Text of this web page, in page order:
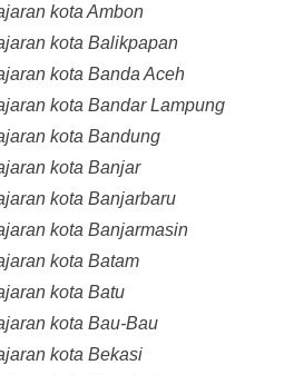
kota Ambon
kota Balikpapan
kota Banda Aceh
kota Bandar Lampung
kota Bandung
kota Banjar
kota Banjarbaru
kota Banjarmasin
kota Batam
kota Batu
kota Bau-Bau
kota Bekasi